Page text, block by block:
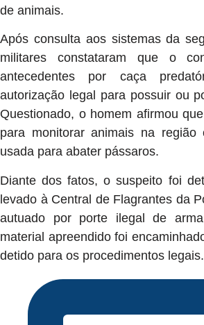
de animais.
Após consulta aos sistemas da
militares constataram que o
antecedentes por caça
autorização legal para possuir ou
Questionado, o homem afirmou
para monitorar animais na
usada para abater pássaros.
Diante dos fatos, o suspeito foi
levado à Central de Flagrantes da
autuado por porte ilegal de
material apreendido foi
detido para os procedimentos legais.